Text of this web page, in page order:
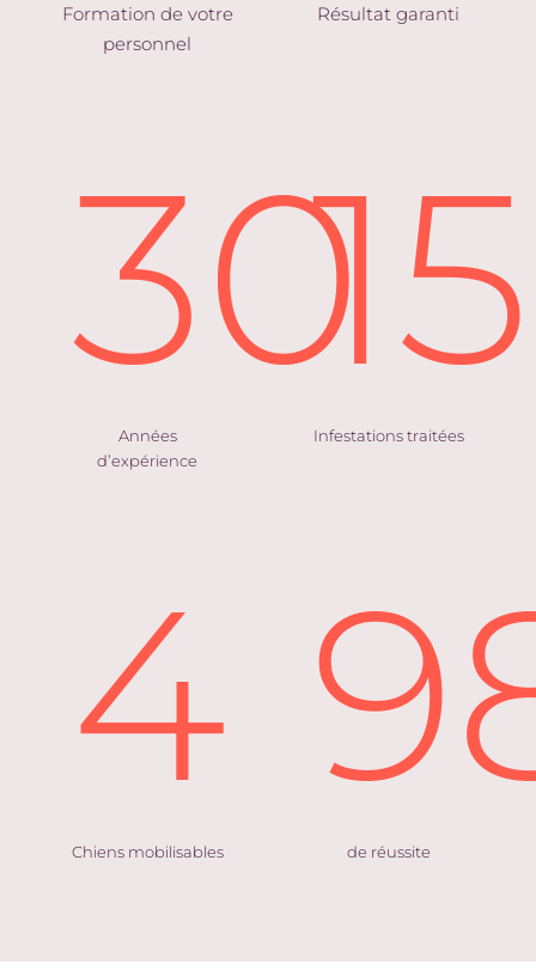
Formation de votre
personnel
Résultat garanti
30
Années
d’expérience
Infestations traitées
4
Chiens mobilisables de réussite